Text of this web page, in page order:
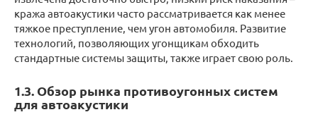
кража автоакустики часто рассматривается как менее
тяжкое преступление, чем угон автомобиля. Развитие
технологий, позволяющих угонщикам обходить
стандартные системы защиты, также играет свою роль.
1.3. Обзор рынка противоугонных систем
для автоакустики